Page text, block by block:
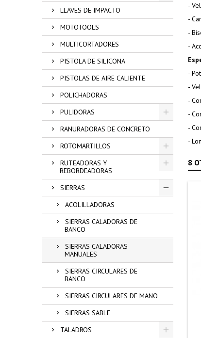
LLAVES DE IMPACTO
MOTOTOOLS
MULTICORTADORES
PISTOLA DE SILICONA
PISTOLAS DE AIRE CALIENTE
POLICHADORAS
PULIDORAS
RANURADORAS DE CONCRETO
ROTOMARTILLOS
RUTEADORAS Y
REBORDEADORAS
SIERRAS
ACOLILLADORAS
SIERRAS CALADORAS DE
BANCO
SIERRAS CALADORAS
MANUALES
SIERRAS CIRCULARES DE
BANCO
SIERRAS CIRCULARES DE MANO
SIERRAS SABLE
TALADROS
-
-
-
-
-
-
-
-
-
-
8